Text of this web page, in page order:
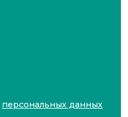
персональных данных